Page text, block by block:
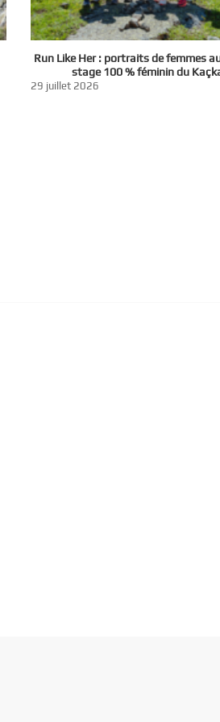
Run Like Her : portraits de femmes
stage 100 % féminin du
29 juillet 2026